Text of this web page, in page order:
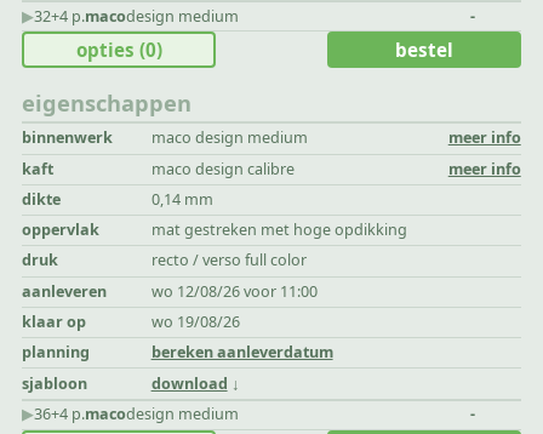
▶︎32+4 p.macodesign medium -
eigenschappen
binnenwerk maco design medium
meer info
kaft
maco design calibre
meer info
dikte
0,14 mm
oppervlak
mat gestreken met hoge opdikking
druk
recto / verso full color
aanleveren
wo 12/08/26 voor 11:00
klaar op
wo 19/08/26
planning
bereken aanleverdatum
sjabloon
download
opties (0) bestel
▶︎36+4 p.macodesign medium -